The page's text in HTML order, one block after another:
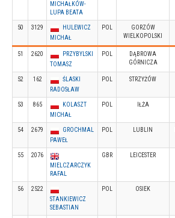
MICHAŁKÓW-
LUPA BEATA
50 3129
HULEWICZ
MICHAŁ
POL
GORZÓW
WIELKOPOLSKI
51 2620
PRZYBYLSKI
TOMASZ
POL
DĄBROWA
GÓRNICZA
52 162
ŚLASKI
RADOSŁAW
POL STRZYŻÓW
53 865
KOLASZT
MICHAŁ
POL IŁŻA
54 2679
GROCHMAL
PAWEŁ
POL LUBLIN
55
2076
MIELCZARCZYK
RAFAL
GBR LEICESTER
56
2522
STANKIEWICZ
SEBASTIAN
POL OSIEK